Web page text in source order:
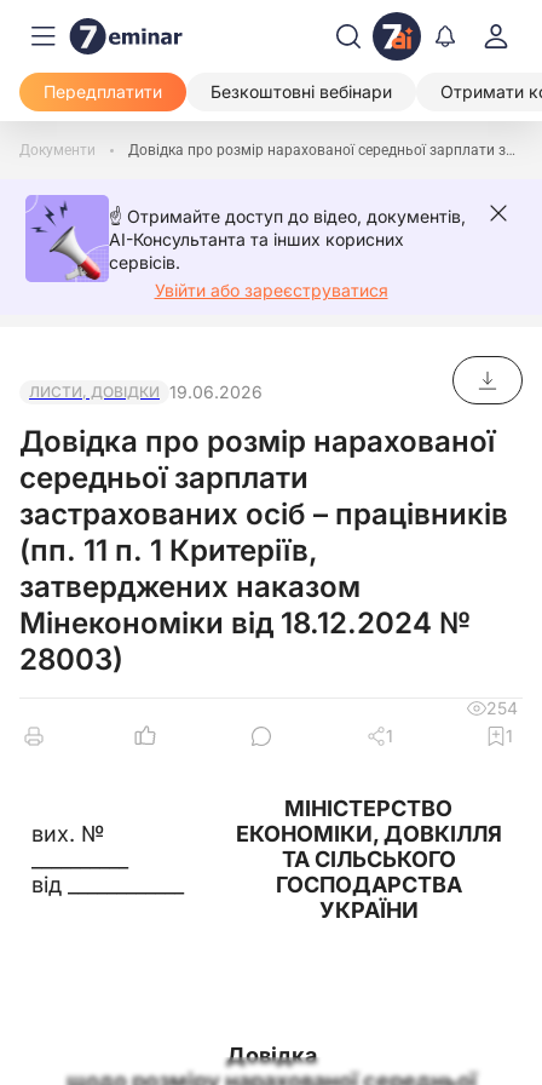
Передплатити Безкоштовні вебінари Отримати
Документи Довідка про розмір нарахованої середньої зарплати застрахованих осіб – працівників (пп. 11 п. 1 Критеріїв, затверджених наказом Мінекономіки від 18.12.2024 № 28003)
☝️ Отримайте доступ до відео, документів,
AI-Консультанта та інших корисних
сервісів.
Увійти або зареєструватися
ЛИСТИ, ДОВІДКИ 19.06.2026
Довідка про розмір нарахованої
середньої зарплати
застрахованих осіб – працівників
(пп. 11 п. 1 Критеріїв,
затверджених наказом
Мінекономіки від 18.12.2024 №
28003)
254
1
1
вих. №
від ____________
МІНІСТЕРСТВО
ЕКОНОМІКИ, ДОВКІЛЛЯ
ТА СІЛЬСЬКОГО
ГОСПОДАРСТВА
УКРАЇНИ
Довідка